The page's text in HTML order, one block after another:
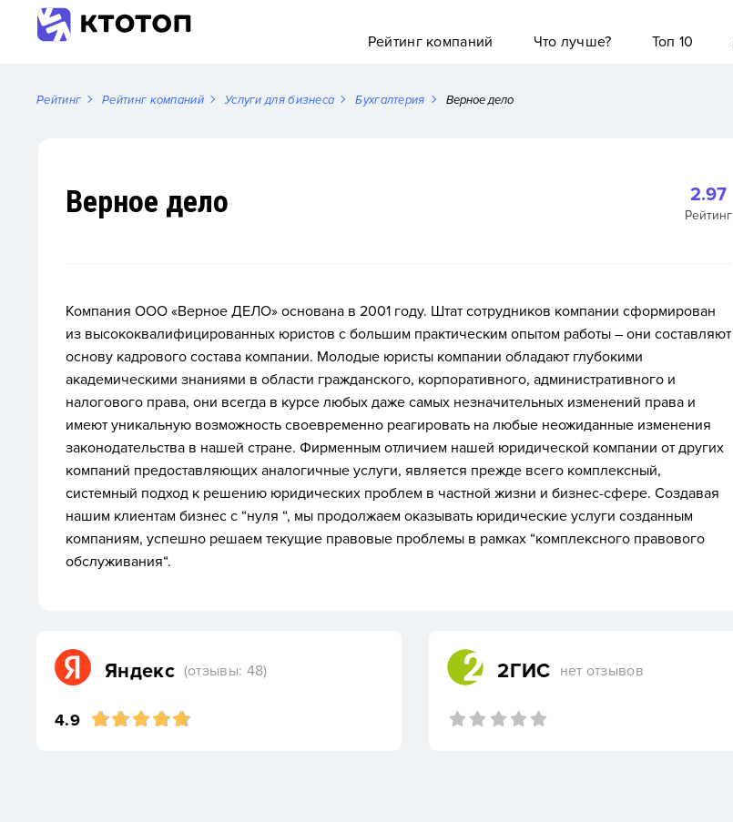
Рейтинг компаний
Что лучше? Топ 10
Рейтинг Рейтинг компаний Услуги для бизнеса Бухгалтерия Верное дело
Верное дело 2.97
Рейтинг
Компания ООО «Верное ДЕЛО» основана в 2001 году. Штат сотрудников компании сформирован
из высококвалифицированных юристов с большим практическим опытом работы – они составляют
основу кадрового состава компании. Молодые юристы компании обладают глубокими
академическими знаниями в области гражданского, корпоративного, административного и
налогового права, они всегда в курсе любых даже самых незначительных изменений права и
имеют уникальную возможность своевременно реагировать на любые неожиданные изменения
законодательства в нашей стране. Фирменным отличием нашей юридической компании от других
компаний предоставляющих аналогичные услуги, является прежде всего комплексный,
системный подход к решению юридических проблем в частной жизни и бизнес-сфере. Создавая
нашим клиентам бизнес с “нуля “, мы продолжаем оказывать юридические услуги созданным
компаниям, успешно решаем текущие правовые проблемы в рамках “комплексного правового
обслуживания“.
Яндекс (отзывы: 48)
4.9
2ГИС нет отзывов